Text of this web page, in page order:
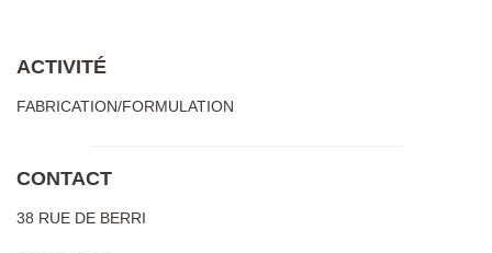
ACTIVITÉ
FABRICATION/FORMULATION
CONTACT
38 RUE DE BERRI